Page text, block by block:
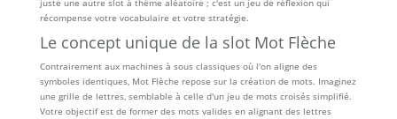
juste une autre slot à thème aléatoire ; c'est un jeu de réflexion qui
récompense votre vocabulaire et votre stratégie.
Le concept unique de la slot Mot Flèche
Contrairement aux machines à sous classiques où l'on aligne des
symboles identiques, Mot Flèche repose sur la création de mots. Imaginez
une grille de lettres, semblable à celle d'un jeu de mots croisés simplifié.
Votre objectif est de former des mots valides en alignant des lettres